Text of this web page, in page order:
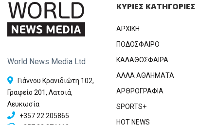
World News Media Ltd
Γιάννου Κρανιδιώτη 102,
Γραφείο 201, Λατσιά,
Λευκωσία
+357 22 205865
ΚΥΡΙΕΣ ΚΑΤΗΓΟΡΙΕΣ
ΑΡΧΙΚΗ
ΠΟΔΟΣΦΑΙΡΟ
ΚΑΛΑΘΟΣΦΑΙΡΑ
ΑΛΛΑ ΑΘΛΗΜΑΤΑ
ΑΡΘΡΟΓΡΑΦΙΑ
SPORTS+
HOT NEWS